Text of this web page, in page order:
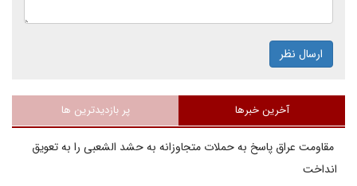
ارسال نظر
آخرین خبرها پر بازدیدترین ها
مقاومت عراق پاسخ به حملات متجاوزانه به حشد الشعبی را به تعویق
انداخت